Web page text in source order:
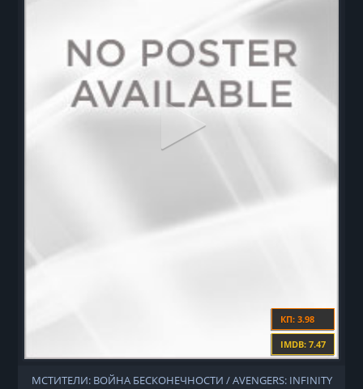
КП: 3.98
IMDB: 7.47
МСТИТЕЛИ: ВОЙНА БЕСКОНЕЧНОСТИ / AVENGERS: INFINITY